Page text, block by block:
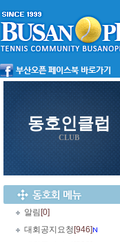
동호인클럽
CLUB
알림 [0]
대회공지요청 [946]